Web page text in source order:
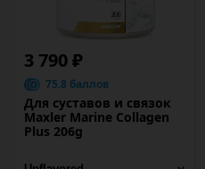
3 790 ₽
75.8 баллов
Для суставов и связок
Maxler Marine Collagen
Plus 206g